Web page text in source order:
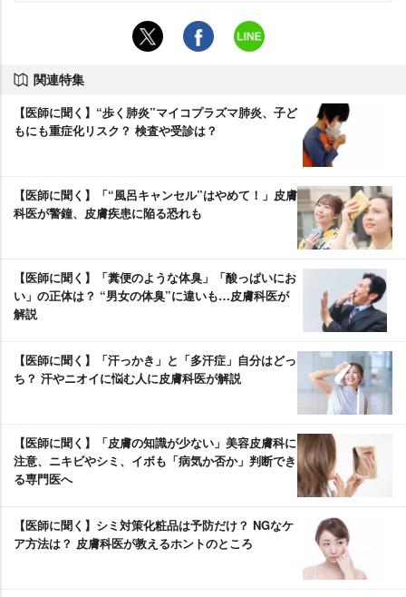
関連特集
【医師に聞く】“歩く肺炎”マイコプラズマ肺炎、子ど
もにも重症化リスク？ 検査や受診は？
【医師に聞く】「“風呂キャンセル”はやめて！」皮膚
科医が警鐘、皮膚疾患に陥る恐れも
【医師に聞く】「糞便のような体臭」「酸っぱいにお
い」の正体は？ “男女の体臭”に違いも…皮膚科医が
解説
【医師に聞く】「汗っかき」と「多汗症」自分はどっ
ち？ 汗やニオイに悩む人に皮膚科医が解説
【医師に聞く】「皮膚の知識が少ない」美容皮膚科に
注意、ニキビやシミ、イボも「病気か否か」判断でき
る専門医へ
【医師に聞く】シミ対策化粧品は予防だけ？ NGなケ
ア方法は？ 皮膚科医が教えるホントのところ